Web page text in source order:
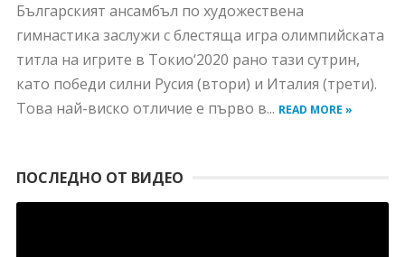
Българският ансамбъл по художествена
гимнастика заслужи с блестяща игра олимпийската
титла на игрите в Токио‘2020 рано тази сутрин,
като победи силни Русия (втори) и Италия (трети).
Това най-виско отличие е първо в... READ MORE »
ПОСЛЕДНО ОТ ВИДЕО